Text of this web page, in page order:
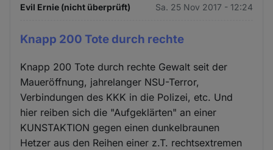
Evil Ernie (nicht überprüft) Sa. 25 Nov 2017 - 12:24
Knapp 200 Tote durch rechte
Knapp 200 Tote durch rechte Gewalt seit der
Maueröffnung, jahrelanger NSU-Terror,
Verbindungen des KKK in die Polizei, etc. Und
hier reiben sich die "Aufgeklärten" an einer
KUNSTAKTION gegen einen dunkelbraunen
Hetzer aus den Reihen einer z.T. rechtsextremen